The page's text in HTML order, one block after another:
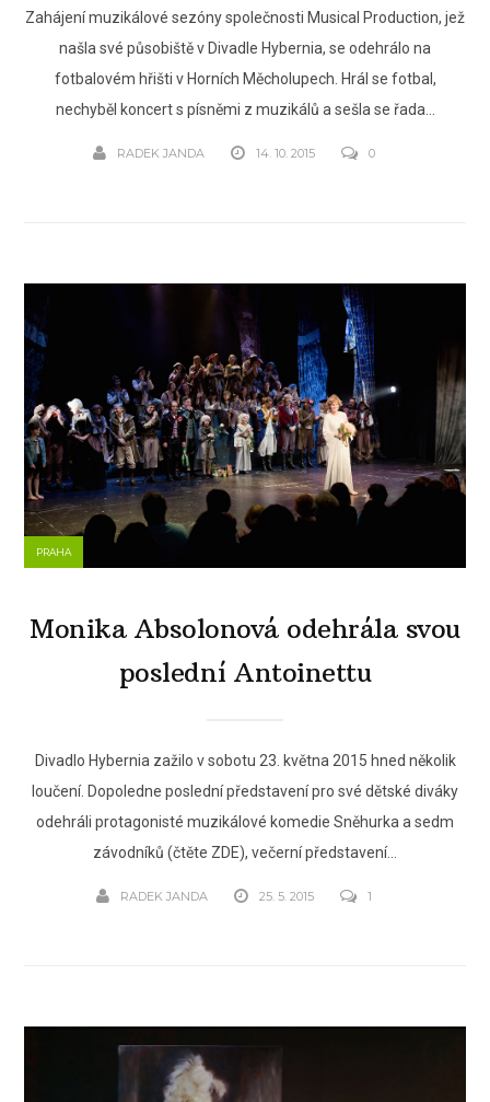
Zahájení muzikálové sezóny společnosti Musical Production, jež
našla své působiště v Divadle Hybernia, se odehrálo na
fotbalovém hřišti v Horních Měcholupech. Hrál se fotbal,
nechyběl koncert s písněmi z muzikálů a sešla se řada...
RADEK JANDA 14. 10. 2015 0
PRAHA
Monika Absolonová odehrála svou
poslední Antoinettu
Divadlo Hybernia zažilo v sobotu 23. května 2015 hned několik
loučení. Dopoledne poslední představení pro své dětské diváky
odehráli protagonisté muzikálové komedie Sněhurka a sedm
závodníků (čtěte ZDE), večerní představení...
RADEK JANDA 25. 5. 2015 1